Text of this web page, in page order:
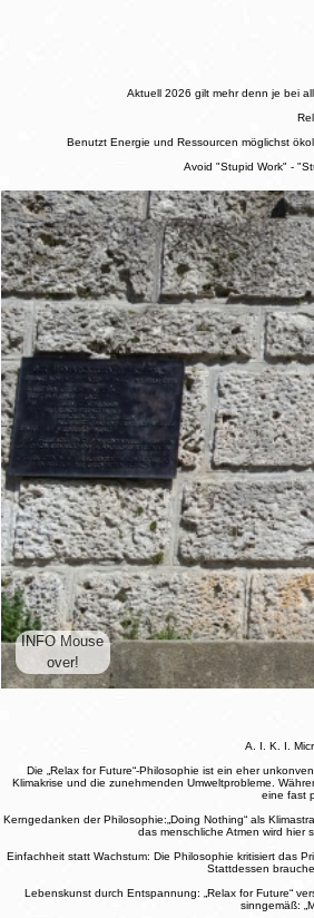
Aktuell 2026 gilt mehr denn je bei
Benutzt Energie und Ressourcen möglichst
Avoid "Stupid Work" -
A. I. K. I.
Die „Relax for Future“-Philosophie ist ein eher
Klimakrise und die zunehmenden Umweltprobleme.
eine fast
Kerngedanken der Philosophie:„Doing Nothing“ als
das menschliche Atmen wird hier
Einfachheit statt Wachstum: Die Philosophie kritisiert das
Stattdessen
Lebenskunst durch Entspannung: „Relax for Future“
sinngemäß: